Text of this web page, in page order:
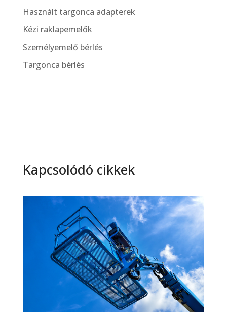
Használt targonca adapterek
Kézi raklapemelők
Személyemelő bérlés
Targonca bérlés
Kapcsolódó cikkek